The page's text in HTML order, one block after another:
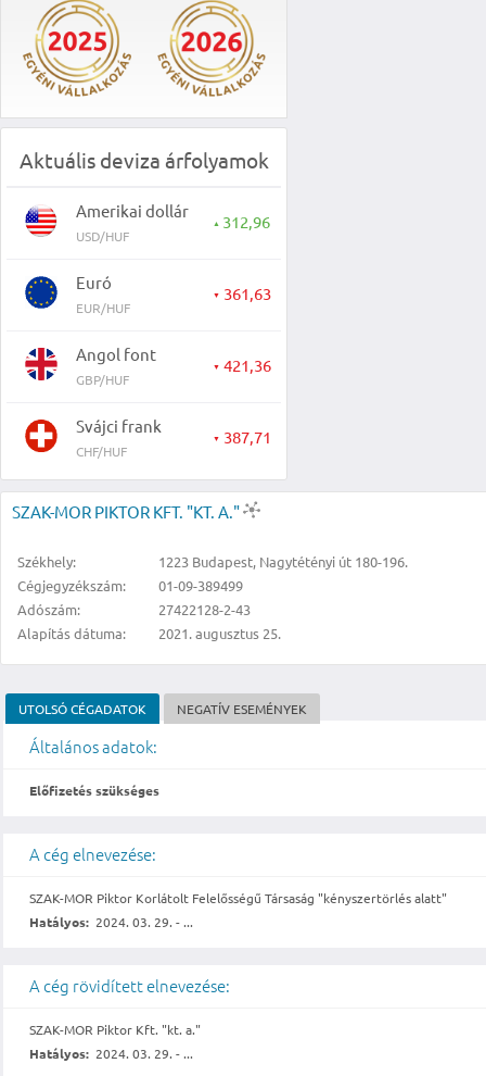
Aktuális deviza árfolyamok
Amerikai dollár
USD/HUF
▲ 312,96
Euró
EUR/HUF
▼ 361,63
Angol font
GBP/HUF
▼ 421,36
Svájci frank
CHF/HUF
▼ 387,71
SZAK-MOR PIKTOR KFT. "KT. A."
Székhely:
1223 Budapest, Nagytétényi út 180-196.
Cégjegyzékszám:
01-09-389499
Adószám:
27422128-2-43
Alapítás dátuma:
2021. augusztus 25.
UTOLSÓ CÉGADATOK NEGATÍV ESEMÉNYEK
Általános adatok:
Előfizetés szükséges
A cég elnevezése:
SZAK-MOR Piktor Korlátolt Felelősségű Társaság "kényszertörlés alatt"
Hatályos: 2024. 03. 29. - ...
A cég rövidített elnevezése:
SZAK-MOR Piktor Kft. "kt. a."
Hatályos: 2024. 03. 29. - ...